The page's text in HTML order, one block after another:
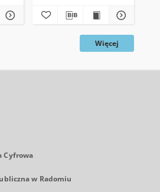
Więcej
Cyfrowa
w Radomiu